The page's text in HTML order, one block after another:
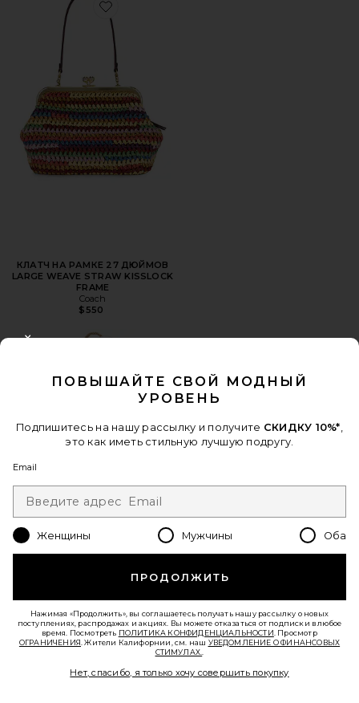
Favorite КЛАТЧ НА РАМКЕ 27 ДЮЙМОВ LARGE WEAVE
КЛАТЧ НА РАМКЕ 27 ДЮЙМОВ
LARGE WEAVE STRAW KISSLOCK
FRAME
Coach
$550
Casa Clara
$99
Favorite КЛАТЧ KARLA
ПОВЫШАЙТЕ СВОЙ МОДНЫЙ
УРОВЕНЬ
Подпишитесь на нашу рассылку и получите СКИДКУ 10%*
это как иметь стильную лучшую подругу.
Email
Женщины Мужчины Оба
ПРОДОЛЖИТЬ
Нажимая «Продолжить», вы соглашаетесь получать нашу рассылку о новых
поступлениях, распродажах и акциях. Вы можете отказаться от подписки в любое
время. Посмотреть ПОЛИТИКА КОНФИДЕНЦИАЛЬНОСТИ . Просмотр
ОГРАНИЧЕНИЯ . Жители Калифорнии, см. наш УВЕДОМЛЕНИЕ О ФИНАНСОВЫХ
СТИМУЛАХ.
Нет, спасибо, я только хочу совершить покупку